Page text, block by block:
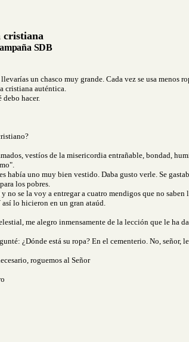
cristiana
SDB
un chasco muy grande. Cada vez se usa menos
cristiana auténtica.
debo hacer.
vestíos de la misericordia entrañable, bondad,
había uno muy bien vestido. Daba gusto verle. Se
los pobres.
no se la voy a entregar a cuatro mendigos que no saben
lo hicieron en un gran ataúd.
me alegro inmensamente de la lección que le ha
¿Dónde está su ropa? En el cementerio. No,
roguemos al Señor